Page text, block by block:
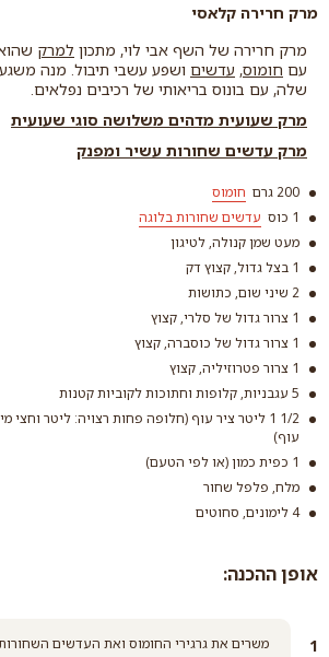
מרק חרירה קלאסי
מרק חרירה של השף אבי לוי, מתכון למרק
עם חומוס, עדשים ושפע עשבי תיבול. מנה
שלה, עם בונוס בריאותי של רכיבים נפלאים.
מרק שעועית מדהים משלושה סוגי שעועית
מרק עדשים שחורות עשיר ומפנק
200 גרם חומוס
חומוס
1 כוס עדשים שחורות בלוגה
קרא עוד
מעט שמן קנולה, לטיגון
1 בצל גדול, קצוץ דק
2 שיני שום, כתושות
1 צרור גדול של סלרי, קצוץ
1 צרור גדול של כוסברה, קצוץ
1 צרור פטרוזיליה, קצוץ
5 עגבניות, קלופות וחתוכות לקוביות קטנות
1/2 1 ליטר ציר עוף (חלופה פחות רצויה: ליטר
עוף)
1 כפית כמון (או לפי הטעם)
מלח, פלפל שחור
4 לימונים, סחוטים
אופן ההכנה:
משרים את גרגירי החומוס ואת העדשים